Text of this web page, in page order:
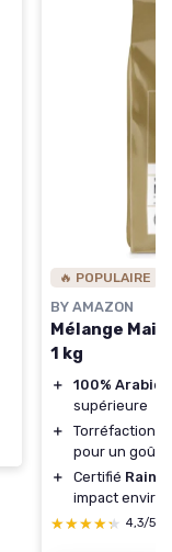
🔥 POPULAIRE
BY AMAZON
Mélange
1 kg
＋ 100% Arabica
supérieure
＋
Torréfaction
pour un goût
＋
Certifié
impact
★★★★★
★★★★★ 4,3/5